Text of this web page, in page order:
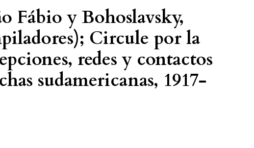
Fábio y Bohoslavsky,
Circule por la
redes y contactos
sudamericanas, 1917-